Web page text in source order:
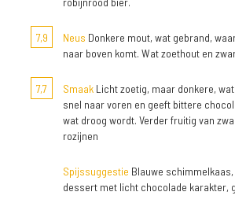
7,9 Neus Donkere mout, wat gebrand,
naar boven komt. Wat zoethout en
7,7 Smaak Licht zoetig, maar donkere,
snel naar voren en geeft bittere
wat droog wordt. Verder fruitig van
rozijnen
Spijssuggestie Blauwe
dessert met licht chocolade karakter,